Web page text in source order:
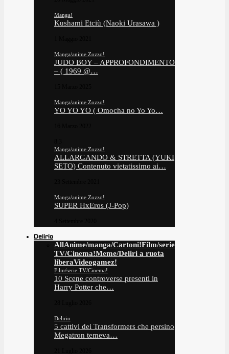
Manga!
Kushami Etciù (Naoki Urasawa )
Manga/anime Zozzo!
JUDO BOY – APPROFONDIMENTO
– ( 1969 @…
Manga/anime Zozzo!
YO YO YO ( Omocha no Yo Yo…
Manga/anime Zozzo!
ALLARGANDO & STRETTA (YUKI
SETO) Contenuto vietatissimo ai…
Manga/anime Zozzo!
SUPER HxEros (J-Pop)
Delirio
AllAnime/manga/Cartoni!Film/serie
TV/Cinema!Meme/Deliri a ruota
liberaVideogamez!
Film/serie TV/Cinema!
10 Scene controverse presenti in
Harry Potter che…
Delirio
5 cattivi dei Transformers che persino
Megatron temeva…